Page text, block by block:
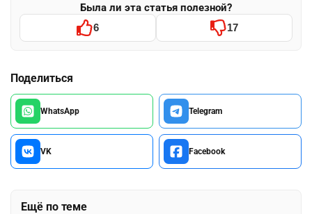
Была ли эта статья полезной?
6 17
Поделиться
WhatsApp Telegram
VK Facebook
Ещё по теме